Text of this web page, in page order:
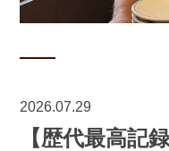
2026.07.29
【歴代最高記